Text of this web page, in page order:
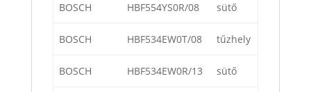
BOSCH HBF554YS0R/08 sütő
BOSCH HBF534EW0T/08 tűzhely
BOSCH HBF534EW0R/13 sütő